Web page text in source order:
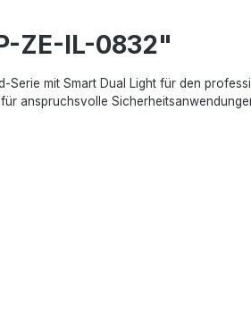
ZE-IL-0832"
mit Smart Dual Light für den
anspruchsvolle